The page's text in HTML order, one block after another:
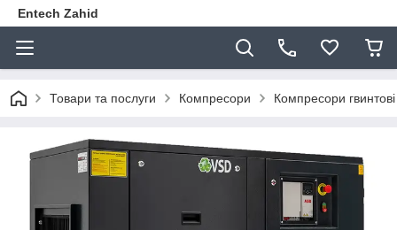
Entech Zahid
Товари та послуги Компресори Компресори